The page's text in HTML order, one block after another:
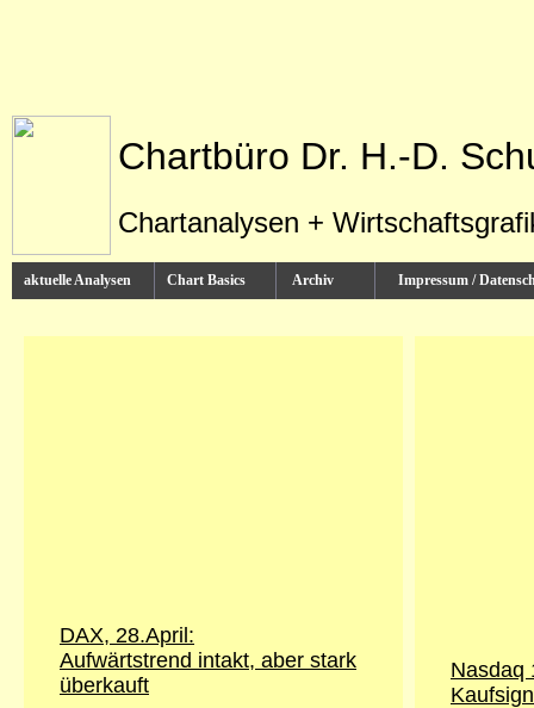
Chartbüro Dr. H.-D.
Chartanalysen +
aktuelle Analysen Chart Basics Archiv Impressum /
DAX, 28.April:
Aufwärtstrend intakt, aber stark
überkauft
Nasdaq